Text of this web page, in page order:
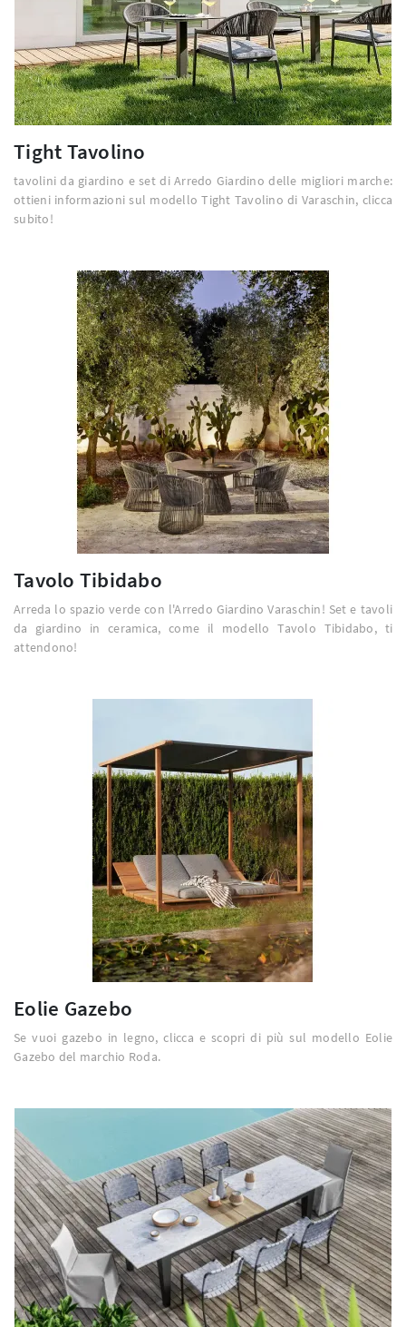
Tight Tavolino
tavolini da giardino e set di Arredo Giardino delle migliori marche:
ottieni informazioni sul modello Tight Tavolino di Varaschin, clicca
subito!
Tavolo Tibidabo
Arreda lo spazio verde con l'Arredo Giardino Varaschin! Set e tavoli
da giardino in ceramica, come il modello Tavolo Tibidabo, ti
attendono!
Eolie Gazebo
Se vuoi gazebo in legno, clicca e scopri di più sul modello Eolie
Gazebo del marchio Roda.